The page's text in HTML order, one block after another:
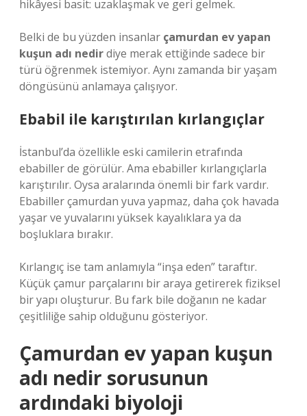
hikâyesi basit: uzaklaşmak ve geri gelmek.
Belki de bu yüzden insanlar çamurdan ev yapan
kuşun adı nedirdiye merak ettiğinde sadece bir
türü öğrenmek istemiyor. Aynı zamanda bir yaşam
döngüsünü anlamaya çalışıyor.
Ebabil ile karıştırılan kırlangıçlar
İstanbul’da özellikle eski camilerin etrafında
ebabiller de görülür. Ama ebabiller kırlangıçlarla
karıştırılır. Oysa aralarında önemli bir fark vardır.
Ebabiller çamurdan yuva yapmaz, daha çok havada
yaşar ve yuvalarını yüksek kayalıklara ya da
boşluklara bırakır.
Kırlangıç ise tam anlamıyla “inşa eden” taraftır.
Küçük çamur parçalarını bir araya getirerek fiziksel
bir yapı oluşturur. Bu fark bile doğanın ne kadar
çeşitliliğe sahip olduğunu gösteriyor.
Çamurdan ev yapan kuşun
adı nedir sorusunun
ardındaki biyoloji